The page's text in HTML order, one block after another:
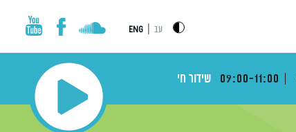
עב ENG
09:00-11:00 שידור חי